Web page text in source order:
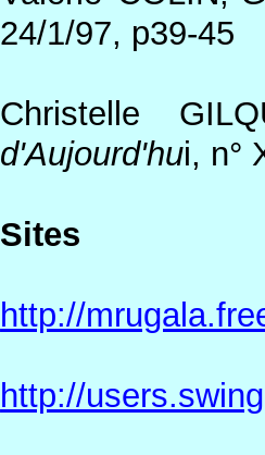
24/1/97, p39-45
Christelle
d'Aujourd'hui, n°
Sites
http://
http://